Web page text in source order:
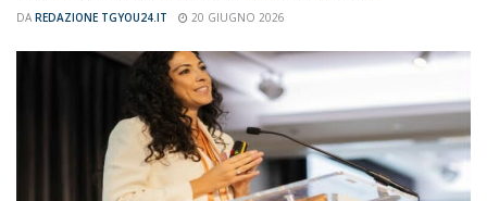
DA REDAZIONE TGYOU24.IT 20 GIUGNO 2026